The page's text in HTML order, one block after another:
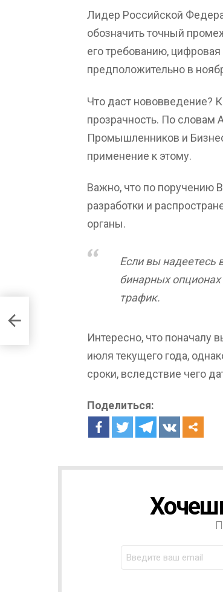
Лидер Российской
обозначить точный
его требованию,
предположительно в
Что даст нововведение?
прозрачность. По словам
Промышленников и
применение к этому.
Важно, что по поручению
разработки и
органы.
Если вы надеетесь
бинарных опционах
трафик.
Интересно, что поначалу
июля текущего года,
сроки, вследствие чего
Поделиться: